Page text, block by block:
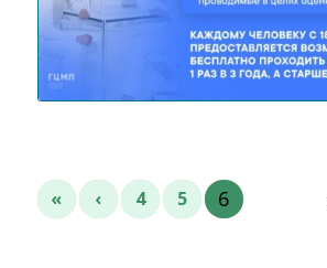
« ‹ 4 5 6